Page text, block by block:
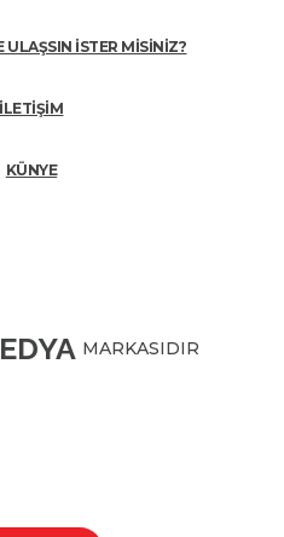
ULAŞSIN İSTER MİSİNİZ?
İLETİŞİM
KÜNYE
MARKASIDIR